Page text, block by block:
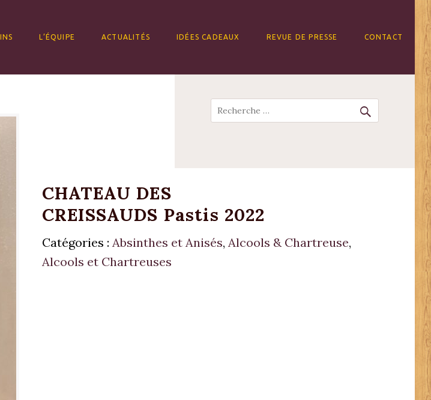
L’ÉQUIPE ACTUALITÉS IDÉES CADEAUX REVUE DE PRESSE CONTACT
Recherche
CHATEAU DES
CREISSAUDS Pastis 2022
Catégories : Absinthes et Anisés, Alcools & Chartreuse,
Alcools et Chartreuses